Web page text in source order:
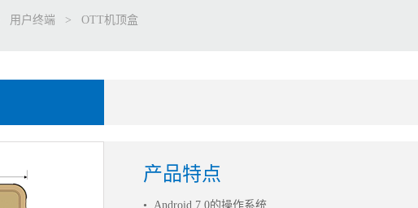
用户终端 > OTT机顶盒
产品特点
• Android 7.0的操作系统